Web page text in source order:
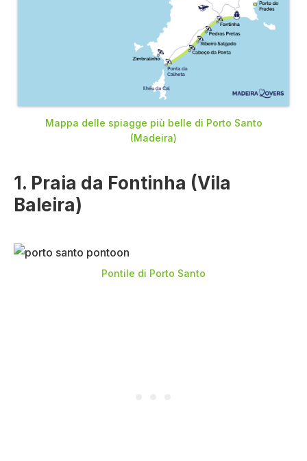
Mappa delle spiagge più belle di Porto Santo
(Madeira)
1. Praia da Fontinha (Vila
Baleira)
Pontile di Porto Santo